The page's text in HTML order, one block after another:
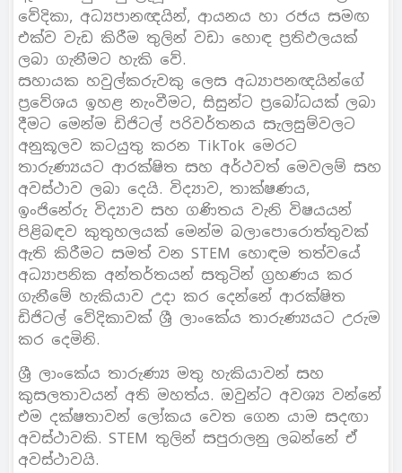
වේදිකා, අධ්‍යපානඥයින්, ආයනය හා රජය සමඟ
එක්ව වැඩ කිරීම තුලින් වඩා හොඳ ප්‍රතිඵලයක්
ලබා ගැනීමට හැකි වේ.
සහායක හවුල්කරුවකු ලෙස අධ්‍යාපනඥයින්ගේ
ප්‍රවේශය ඉහළ නැංවීමට, සිසුන්ට ප්‍රබෝධයක් ලබා
දීමට මෙන්ම ඩිජිටල් පරිවර්තනය සැලසුම්වලට
අනුකූලව කටයුතු කරන TikTok මෙරට
තාරුණ්‍යයට ආරක්ෂිත සහ අර්ථවත් මෙවලම් සහ
අවස්ථාව ලබා දෙයි. විද්‍යාව, තාක්ෂණය,
ඉංජිනේරු විද්‍යාව සහ ගණිතය වැනි විෂයයන්
පිළිබඳව කුතුහලයක් මෙන්ම බලාපොරොත්තුවක්
ඇති කිරීමට සමත් වන STEM හොඳම තත්වයේ
අධ්‍යාපනික අන්තර්තයන් සතුටින් ග්‍රහණය කර
ගැනීමේ හැකියාව උදා කර දෙන්නේ ආරක්ෂිත
ඩිජිටල් වේදිකාවක් ශ්‍රී ලාංකේය තාරුණ්‍යයට උරුම
කර දෙමිනි.
ශ්‍රී ලාංකේය තාරුණ්‍ය මතු හැකියාවන් සහ
කුසලතාවයන් අති මහත්ය. ඔවුන්ට අවශ්‍ය වන්නේ
එම දක්ෂතාවන් ලෝකය වෙත ගෙන යාම සදඟා
අවස්ථාවකි. STEM තුලින් සපුරාලනු ලබන්නේ ඒ
අවස්ථාවයි.